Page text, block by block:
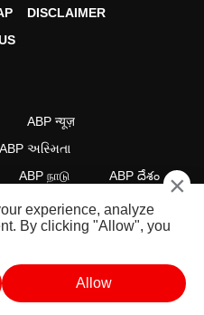
DISCLAIMER
ABP न्यूज़
ABP અસ્મિતા
ABP நாடு ABP దేశం
of Ethics. Copyright@2026.
×
experience, analyze
By clicking "Allow", you
Allow